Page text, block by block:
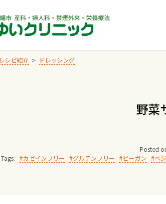
レシピ紹介 ドレッシング
野菜
Posted
Tags:
カゼインフリー グルテンフリー ビーガン ベ